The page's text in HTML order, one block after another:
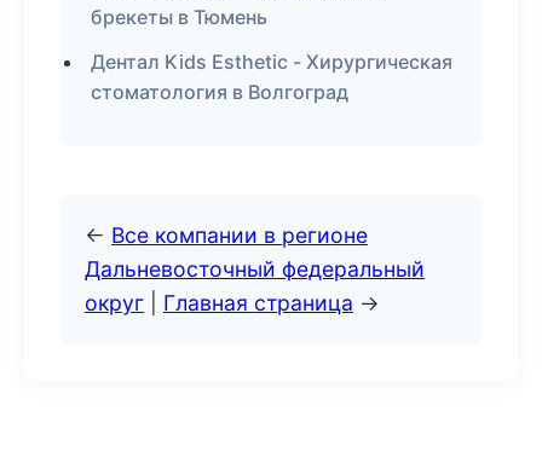
брекеты в Тюмень
Дентал Kids Esthetic - Хирургическая
стоматология в Волгоград
← Все компании в регионе
Дальневосточный федеральный
округ
Главная страница →